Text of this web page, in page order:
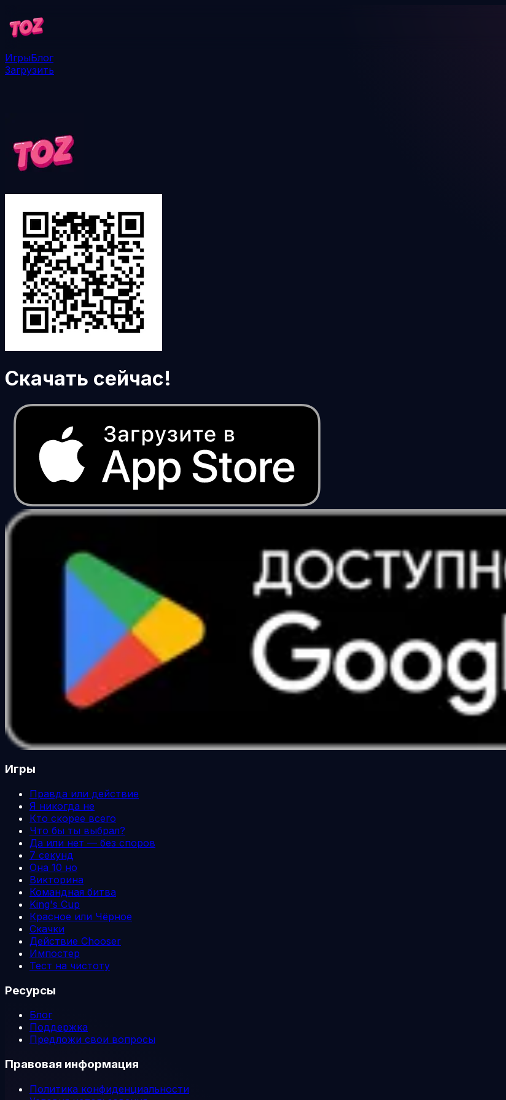
ИгрыБлог
Загрузить
Скачать сейчас!
Игры
Правда или действие
Я никогда не
Кто скорее всего
Что бы ты выбрал?
Да или нет — без споров
7 секунд
Она 10 но
Викторина
Командная битва
King's Cup
Красное или Чёрное
Скачки
Действие Chooser
Импостер
Тест на чистоту
Ресурсы
Блог
Поддержка
Предложи свои вопросы
Правовая информация
Политика конфиденциальности